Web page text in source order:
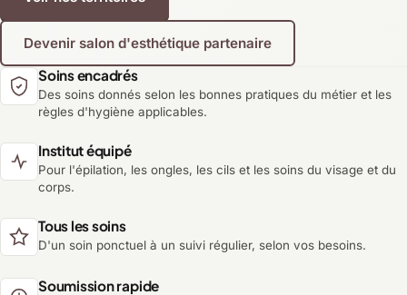
Devenir salon d'esthétique partenaire
Soins encadrés
Des soins donnés selon les bonnes pratiques du métier et les
règles d'hygiène applicables.
Institut équipé
Pour l'épilation, les ongles, les cils et les soins du visage et du
corps.
Tous les soins
D'un soin ponctuel à un suivi régulier, selon vos besoins.
Soumission rapide